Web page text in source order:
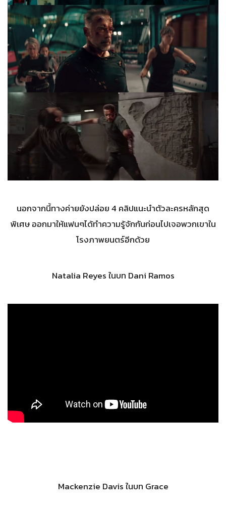
นอกจากนี้ทางค่ายยังปล่อย 4 คลิปแนะนำตัวละครหลักสุด
พิเศษ ออกมาให้แฟนๆได้ทำความรู้จักกันก่อนไปเจอพวกเขาใน
โรงภาพยนตร์อีกด้วย
Natalia Reyes ในบท Dani Ramos
Mackenzie Davis ในบท Grace